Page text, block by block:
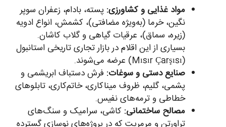
مواد غذایی و کشاورزی: پسته، بادام، زعفران سوپر
نگین، خرما (به‌ویژه مضافتی)، کشمش، انواع ادویه
(زیره، سماق)، عرقیات گیاهی و گلاب کاشان.
بسیاری از این اقلام در بازار تجاری تاریخی استانبول
(Mısır Çarşısı) عرضه می‌شوند.
صنایع دستی و سوغات: فرش دستباف ابریشمی و
پشمی، گلیم، ظروف میناکاری، خاتم‌کاری، تابلوهای
خطاطی و ترمه‌های نفیس.
مصالح ساختمانی: کاشی، سرامیک و سنگ‌های
تراورتن و مرمریت که در پروژه‌های نوسازی گسترده